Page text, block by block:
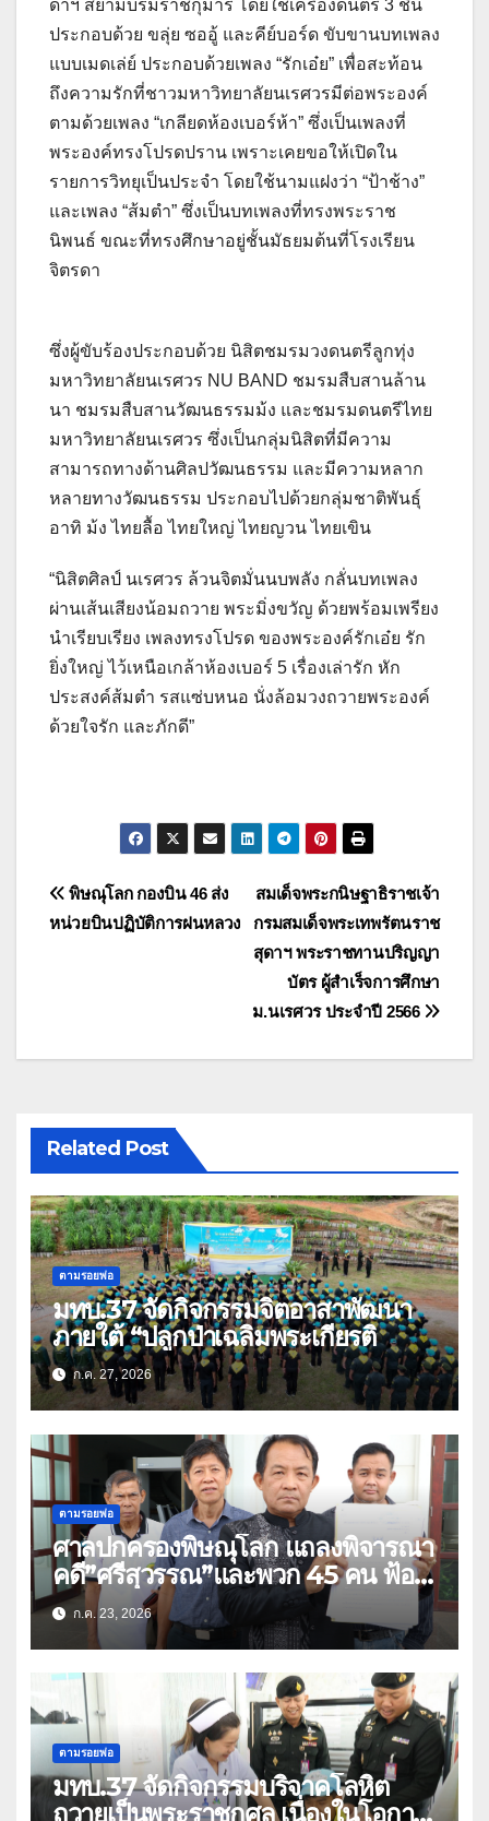
ดาฯ สยามบรมราชกุมารี โดยใช้เครื่องดนตรี 3 ชิ้น
ประกอบด้วย ขลุ่ย ซออู้ และคีย์บอร์ด ขับขานบทเพลง
แบบเมดเล่ย์ ประกอบด้วยเพลง “รักเอ๋ย” เพื่อสะท้อน
ถึงความรักที่ชาวมหาวิทยาลัยนเรศวรมีต่อพระองค์
ตามด้วยเพลง “เกลียดห้องเบอร์ห้า” ซึ่งเป็นเพลงที่
พระองค์ทรงโปรดปราน เพราะเคยขอให้เปิดใน
รายการวิทยุเป็นประจำ โดยใช้นามแฝงว่า “ป้าช้าง”
และเพลง “ส้มตำ” ซึ่งเป็นบทเพลงที่ทรงพระราช
นิพนธ์ ขณะที่ทรงศึกษาอยู่ชั้นมัธยมต้นที่โรงเรียน
จิตรดา
ซึ่งผู้ขับร้องประกอบด้วย นิสิตชมรมวงดนตรีลูกทุ่ง
มหาวิทยาลัยนเรศวร NU BAND ชมรมสืบสานล้าน
นา ชมรมสืบสานวัฒนธรรมม้ง และชมรมดนตรีไทย
มหาวิทยาลัยนเรศวร ซึ่งเป็นกลุ่มนิสิตที่มีความ
สามารถทางด้านศิลปวัฒนธรรม และมีความหลาก
หลายทางวัฒนธรรม ประกอบไปด้วยกลุ่มชาติพันธุ์
อาทิ ม้ง ไทยลื้อ ไทยใหญ่ ไทยญวน ไทยเขิน
“นิสิตศิลป์ นเรศวร ล้วนจิตมั่นนบพลัง กลั่นบทเพลง
ผ่านเส้นเสียงน้อมถวาย พระมิ่งขวัญ ด้วยพร้อมเพรียง
นำเรียบเรียง เพลงทรงโปรด ของพระองค์รักเอ๋ย รัก
ยิ่งใหญ่ ไว้เหนือเกล้าห้องเบอร์ 5 เรื่องเล่ารัก หัก
ประสงค์ส้มตำ รสแซ่บหนอ นั่งล้อมวงถวายพระองค์
ด้วยใจรัก และภักดี”
แนะแนว
สมเด็จพระกนิษฐาธิราชเจ้า
กรมสมเด็จพระเทพรัตนราช
สุดาฯ พระราชทานปริญญา
บัตร ผู้สำเร็จการศึกษา
ม.นเรศวร ประจำปี 2566
พิษณุโลก กองบิน 46 ส่ง
หน่วยบินปฏิบัติการฝนหลวง
Related Post
ตามรอยพ่อ
มทบ.37 จัดกิจกรรมจิตอาสาพัฒนา
ภายใต้ “ปลูกป่าเฉลิมพระเกียรติ
ก.ค. 27, 2026
ตามรอยพ่อ
ศาลปกครองพิษณุโลก แถลงพิจารณา
คดี”ศรีสุวรรณ”และพวก 45 คน ฟ้อง
สร้างถนนตัดสวนเฉลิมพระเกียรติ 80
พรรษา (คลิป)
ก.ค. 23, 2026
ตามรอยพ่อ
มทบ.37 จัดกิจกรรมบริจาคโลหิต
ถวายเป็นพระราชกุศล เนื่องในโอกาส